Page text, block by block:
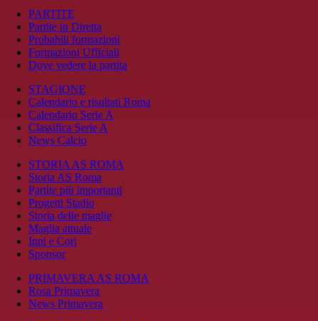
PARTITE
Partite in Diretta
Probabili formazioni
Formazioni Ufficiali
Dove vedere la partita
STAGIONE
Calendario e risultati Roma
Calendario Serie A
Classifica Serie A
News Calcio
STORIA AS ROMA
Storia AS Roma
Partite più importanti
Progetti Stadio
Storia delle maglie
Maglia attuale
Inni e Cori
Sponsor
PRIMAVERA AS ROMA
Rosa Primavera
News Primavera